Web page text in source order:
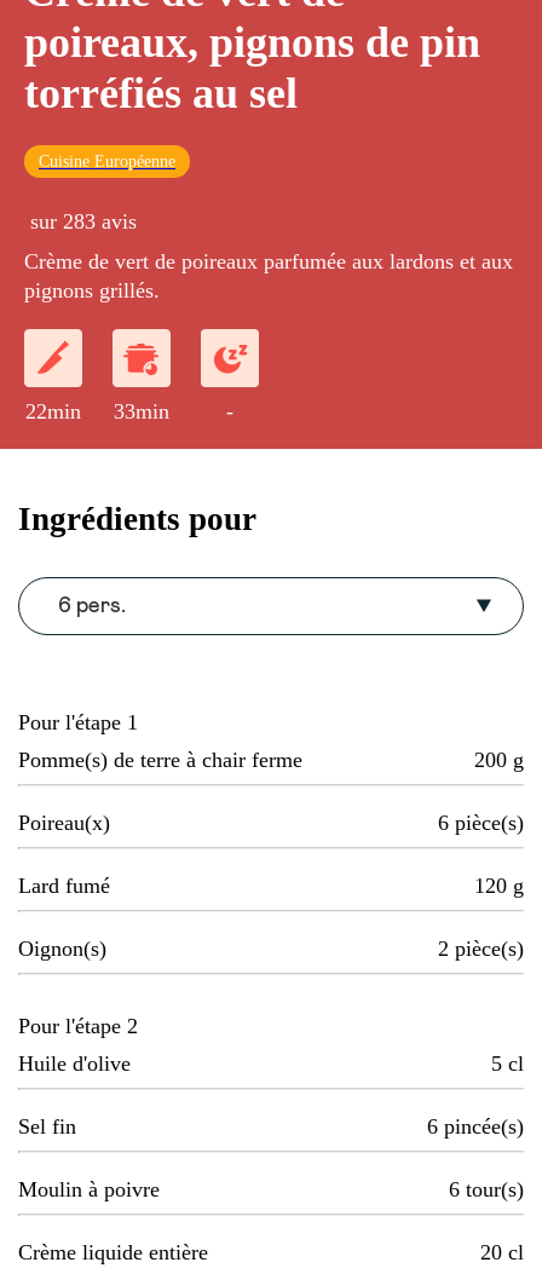
poireaux, pignons de pin
torréfiés au sel
Cuisine Européenne
sur 283 avis
Crème de vert de poireaux parfumée aux lardons et aux
pignons grillés.
22min 33min -
Ingrédients pour
6 pers.
Pour l'étape 1
Pomme(s) de terre à chair ferme
200 g
Poireau(x) 6 pièce(s)
Lard fumé 120 g
Oignon(s) 2 pièce(s)
Pour l'étape 2
Huile d'olive
5 cl
Sel fin 6 pincée(s)
Moulin à poivre 6 tour(s)
Crème liquide entière 20 cl